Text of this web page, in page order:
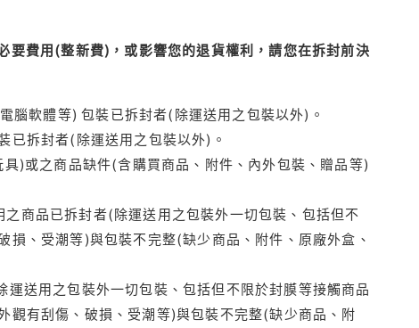
要費用(整新費)，或影響您的退貨權利，請您在拆封前決
腦軟體等) 包裝已拆封者(除運送用之包裝以外)。
已拆封者(除運送用之包裝以外)。
)或之商品缺件(含購買商品、附件、內外包裝、贈品等)
商品已拆封者(除運送用之包裝外一切包裝、包括但不
、受潮等)與包裝不完整(缺少商品、附件、原廠外盒、
送用之包裝外一切包裝、包括但不限於封膜等接觸商品
觀有刮傷、破損、受潮等)與包裝不完整(缺少商品、附